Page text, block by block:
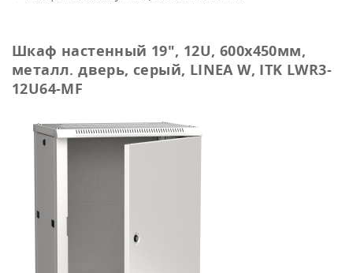
Шкаф настенный 19", 12U, 600х450мм,
металл. дверь, серый, LINEA W, ITK LWR3-
12U64-MF